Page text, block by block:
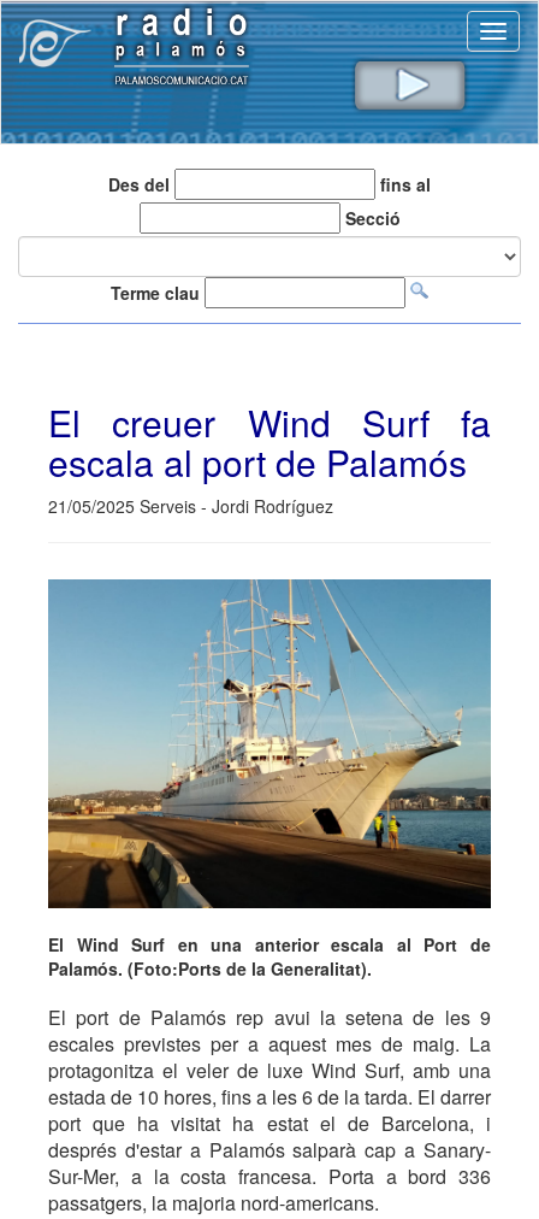
Des del
fins al
Secció
Terme clau
El creuer Wind Surf fa
escala al port de Palamós
21/05/2025 Serveis - Jordi Rodríguez
El Wind Surf en una anterior escala al Port de
Palamós. (Foto:Ports de la Generalitat).
El port de Palamós rep avui la setena de les 9
escales previstes per a aquest mes de maig. La
protagonitza el veler de luxe Wind Surf, amb una
estada de 10 hores, fins a les 6 de la tarda. El darrer
port que ha visitat ha estat el de Barcelona, i
després d'estar a Palamós salparà cap a Sanary-
Sur-Mer, a la costa francesa. Porta a bord 336
passatgers, la majoria nord-americans.